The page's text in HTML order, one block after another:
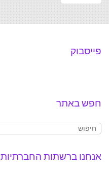
פייסבוק
חפש באתר
אנחנו ברשתות החברתיות